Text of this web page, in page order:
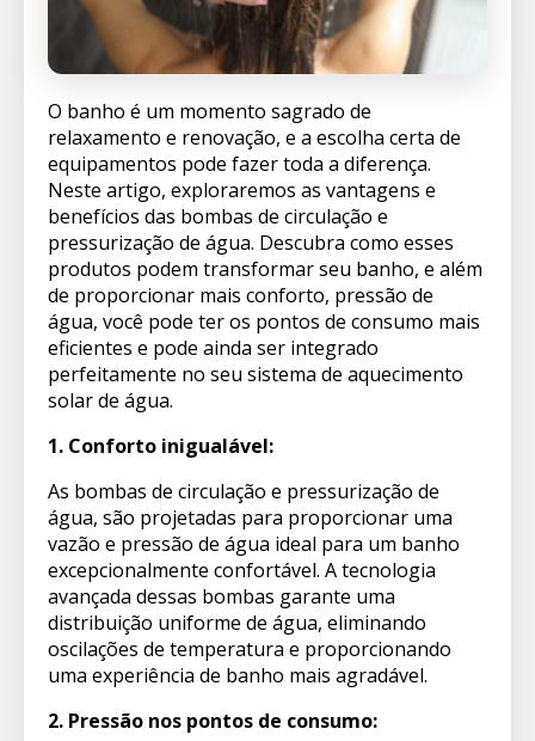
O banho é um momento sagrado de
relaxamento e renovação, e a escolha certa de
equipamentos pode fazer toda a diferença.
Neste artigo, exploraremos as vantagens e
benefícios das bombas de circulação e
pressurização de água. Descubra como esses
produtos podem transformar seu banho, e além
de proporcionar mais conforto, pressão de
água, você pode ter os pontos de consumo mais
eficientes e pode ainda ser integrado
perfeitamente no seu sistema de aquecimento
solar de água.
1. Conforto inigualável:
As bombas de circulação e pressurização de
água, são projetadas para proporcionar uma
vazão e pressão de água ideal para um banho
excepcionalmente confortável. A tecnologia
avançada dessas bombas garante uma
distribuição uniforme de água, eliminando
oscilações de temperatura e proporcionando
uma experiência de banho mais agradável.
2. Pressão nos pontos de consumo: